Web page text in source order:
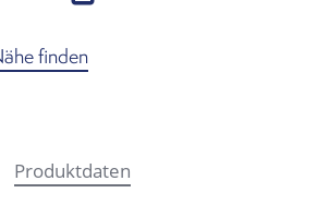
finden
Produktdaten